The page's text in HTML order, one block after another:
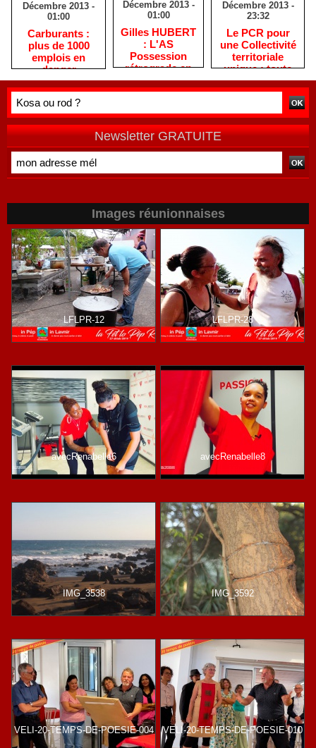
Décembre 2013 -
01:00
Carburants :
plus de 1000
emplois en
danger
Décembre 2013 -
01:00
Gilles HUBERT
: L'AS
Possession
rétrograde en
deuxième
division
Décembre 2013 -
23:32
Le PCR pour
une Collectivité
territoriale
unique : toute
autre prise de
position ne peut
qu'individuelle
Newsletter GRATUITE
Images réunionnaises
LFLPR-12 LFLPR-28
avecRenabelle6 avecRenabelle8
IMG_3538 IMG_3592
VELI-20-TEMPS-DE-POESIE-004 VELI-20-TEMPS-DE-POESIE-010